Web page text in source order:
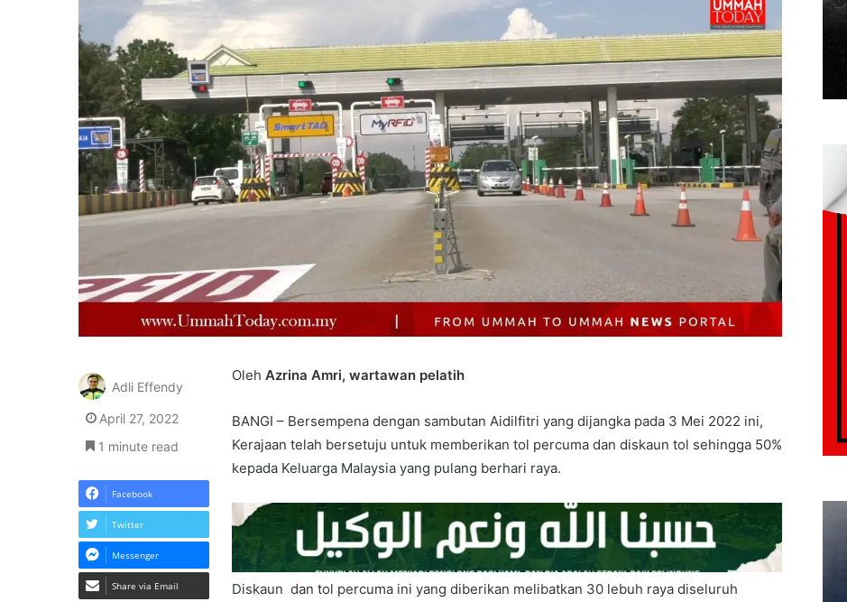
Oleh Azrina Amri, wartawan pelatih
BANGI – Bersempena dengan sambutan Aidilfitri yang dijangka pada 3 Mei 2022 ini,
Kerajaan telah bersetuju untuk memberikan tol percuma dan diskaun tol sehingga 50%
kepada Keluarga Malaysia yang pulang berhari raya.
Diskaun dan tol percuma ini yang diberikan melibatkan 30 lebuh raya diseluruh
Adli Effendy
April 27, 2022
1 minute read
Facebook
Twitter
Messenger
Share via Email